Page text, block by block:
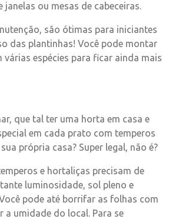
ou mesas de cabeceiras.
são ótimas para iniciantes
das plantinhas! Você pode montar
espécies para ficar ainda mais
que tal ter uma horta em casa e
em cada prato com temperos
própria casa? Super legal, não é?
e hortaliças precisam de
luminosidade, sol pleno e
pode até borrifar as folhas com
a umidade do local. Para se